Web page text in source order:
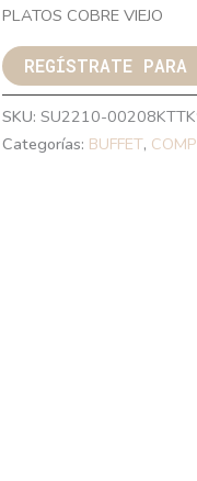
PLATOS COBRE VIEJO
REGÍSTRATE PARA
SKU: SU2210-
Categorías: BUFFET,